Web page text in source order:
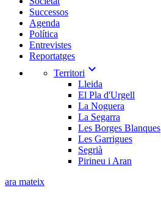
Successos
Agenda
Política
Entrevistes
Reportatges
Territori expand_more
Lleida
El Pla d'Urgell
La Noguera
La Segarra
Les Borges Blanques
Les Garrigues
Segrià
Pirineu i Aran
ara mateix